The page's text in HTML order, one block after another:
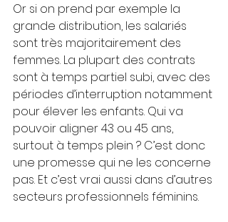
Or si on prend par exemple la
grande distribution, les salariés
sont très majoritairement des
femmes. La plupart des contrats
sont à temps partiel subi, avec des
périodes d’interruption notamment
pour élever les enfants. Qui va
pouvoir aligner 43 ou 45 ans,
surtout à temps plein ? C’est donc
une promesse qui ne les concerne
pas. Et c’est vrai aussi dans d’autres
secteurs professionnels féminins.